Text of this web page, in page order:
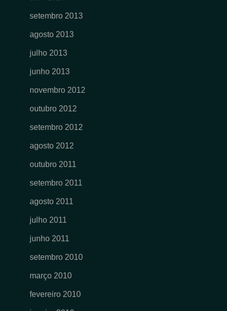
setembro 2013
agosto 2013
julho 2013
junho 2013
novembro 2012
outubro 2012
setembro 2012
agosto 2012
outubro 2011
setembro 2011
agosto 2011
julho 2011
junho 2011
setembro 2010
março 2010
fevereiro 2010